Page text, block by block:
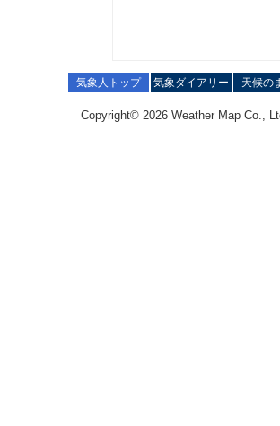
気象人トップ 気象ダイアリー 天候の
Copyright© 2026 Weather Map Co.,